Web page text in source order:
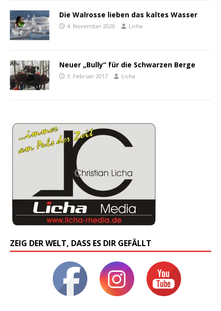
Die Walrosse lieben das kaltes Wasser
4. November 2020 Licha
Neuer „Bully“ für die Schwarzen Berge
3. Februar 2017 Licha
ZEIG DER WELT, DASS ES DIR GEFÄLLT